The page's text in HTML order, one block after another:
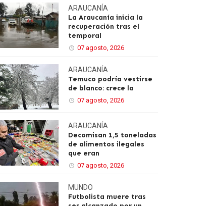
ARAUCANÍA
La Araucanía inicia la
recuperación tras el
temporal
07 agosto, 2026
ARAUCANÍA
Temuco podría vestirse
de blanco: crece la
07 agosto, 2026
ARAUCANÍA
Decomisan 1,5 toneladas
de alimentos ilegales
que eran
07 agosto, 2026
MUNDO
Futbolista muere tras